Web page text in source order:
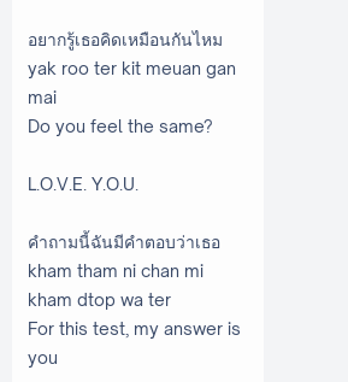
อยากรู้เธอคิดเหมือนกันไหม
yak roo ter kit meuan gan
mai
Do you feel the same?
L.O.V.E. Y.O.U.
คำถามนี้ฉันมีคำตอบว่าเธอ
kham tham ni chan mi
kham dtop wa ter
For this test, my answer is
you